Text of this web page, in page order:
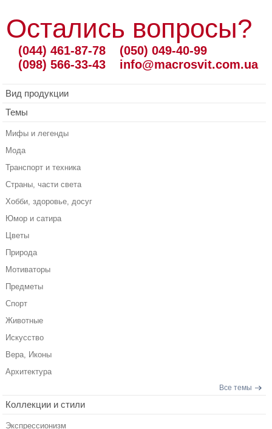
Остались вопросы?
(044) 461-87-78
(098) 566-33-43
(050) 049-40-99
info@macrosvit.com.ua
Вид продукции
Темы
Мифы и легенды
Мода
Транспорт и техника
Страны, части света
Хобби, здоровье, досуг
Юмор и сатира
Цветы
Природа
Мотиваторы
Предметы
Спорт
Животные
Искусство
Вера, Иконы
Архитектура
Все темы
Коллекции и стили
Экспрессионизм